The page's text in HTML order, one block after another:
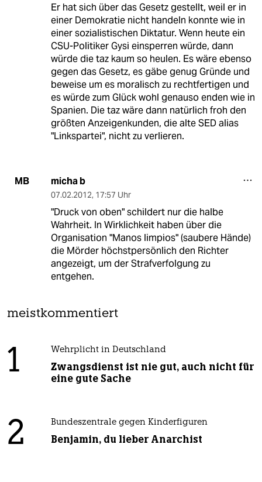
Er hat sich über das Gesetz gestellt, weil er in
einer Demokratie nicht handeln konnte wie in
einer sozialistischen Diktatur. Wenn heute ein
CSU-Politiker Gysi einsperren würde, dann
würde die taz kaum so heulen. Es wäre ebenso
gegen das Gesetz, es gäbe genug Gründe und
beweise um es moralisch zu rechtfertigen und
es würde zum Glück wohl genauso enden wie in
Spanien. Die taz wäre dann natürlich froh den
größten Anzeigenkunden, die alte SED alias
"Linkspartei", nicht zu verlieren.
MB micha b
07.02.2012, 17:57 Uhr
"Druck von oben" schildert nur die halbe
Wahrheit. In Wirklichkeit haben über die
Organisation "Manos limpios" (saubere Hände)
die Mörder höchstpersönlich den Richter
angezeigt, um der Strafverfolgung zu
entgehen.
meistkommentiert
1 Wehrplicht in Deutschland
Zwangsdienst ist nie gut, auch nicht für
eine gute Sache
2 Bundeszentrale gegen Kinderfiguren
Benjamin, du lieber Anarchist